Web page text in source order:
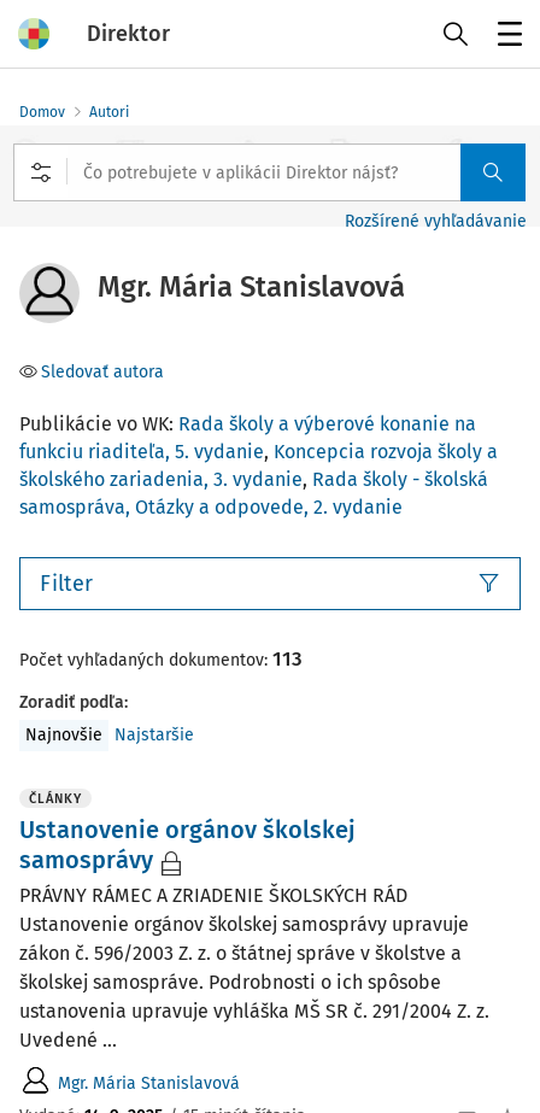
Direktor
Domov Autori
Rozšírené vyhľadávanie
Mgr. Mária Stanislavová
Sledovať autora
Publikácie vo WK: Rada školy a výberové konanie na
funkciu riaditeľa, 5. vydanie, Koncepcia rozvoja školy a
školského zariadenia, 3. vydanie, Rada školy - školská
samospráva, Otázky a odpovede, 2. vydanie
Filter
Počet vyhľadaných dokumentov: 113
Zoradiť podľa:
Najnovšie
Najstaršie
ČLÁNKY
Ustanovenie orgánov školskej
samosprávy
PRÁVNY RÁMEC A ZRIADENIE ŠKOLSKÝCH RÁD
Ustanovenie orgánov školskej samosprávy upravuje
zákon č. 596/2003 Z. z. o štátnej správe v školstve a
školskej samospráve. Podrobnosti o ich spôsobe
ustanovenia upravuje vyhláška MŠ SR č. 291/2004 Z. z.
Uvedené ...
Mgr. Mária Stanislavová